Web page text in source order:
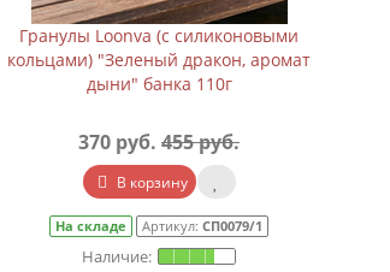
Гранулы Loonva (с силиконовыми
кольцами) "Зеленый дракон, аромат
дыни" банка 110г
370 руб. 455 руб.
В корзину
На складе Артикул: СП0079/1